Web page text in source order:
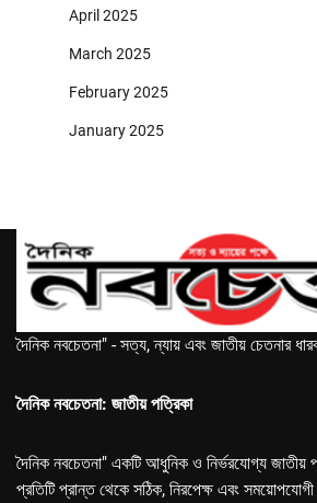
April 2025
March 2025
February 2025
January 2025
দৈনিক নবচেতনা" - সত্য, ন্যায় এবং জাতীয় চেতনার
দৈনিক নবচেতনা: জাতীয় পত্রিকা
দৈনিক নবচেতনা" একটি আধুনিক ও নির্ভরযোগ্য জাতীয়
প্রতিটি প্রান্ত থেকে সঠিক, নিরপেক্ষ এবং